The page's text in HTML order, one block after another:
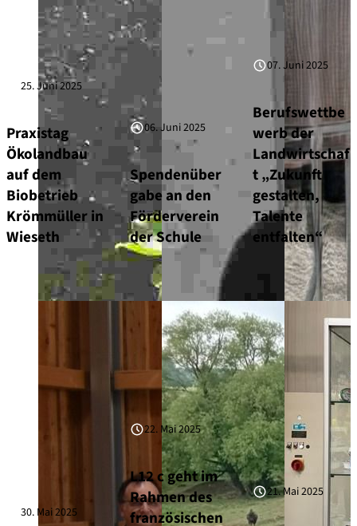
25. Juni 2025
Praxistag
Ökolandbau
auf dem
Biobetrieb
Krömmüller in
Wieseth
06. Juni 2025
Spendenüber
gabe an den
Förderverein
der Schule
07. Juni 2025
Berufswettbe
werb der
Landwirtschaf
t „Zukunft
gestalten,
Talente
entfalten“
30. Mai 2025
22. Mai 2025
L12 c geht im
Rahmen des
französischen
21. Mai 2025